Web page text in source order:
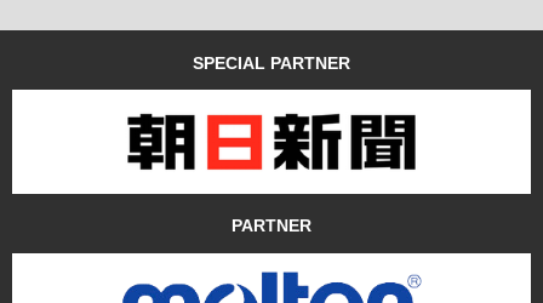
SPECIAL PARTNER
PARTNER